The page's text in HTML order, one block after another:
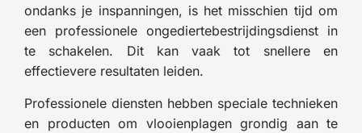
ondanks je inspanningen, is het misschien tijd om
een professionele ongediertebestrijdingsdienst in
te schakelen. Dit kan vaak tot snellere en
effectievere resultaten leiden.
Professionele diensten hebben speciale technieken
en producten om vlooienplagen grondig aan te